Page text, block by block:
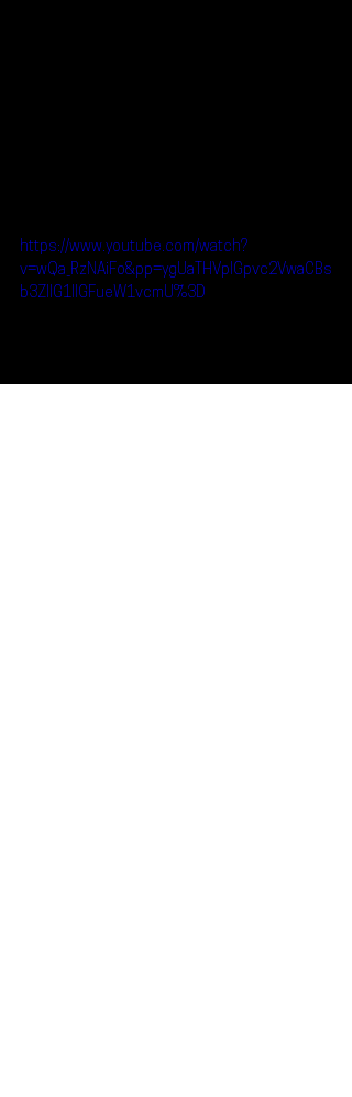
https://www.youtube.com/watch?
v=wQa_RzNAiFo&pp=ygUaTHVpIGpvc2VwaCBs
b3ZlIG1lIGFueW1vcmU%3D